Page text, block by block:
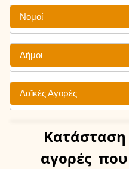
Νομοί
Δήμοι
Λαϊκές Αγορές
Κατάσταση
αγορές που